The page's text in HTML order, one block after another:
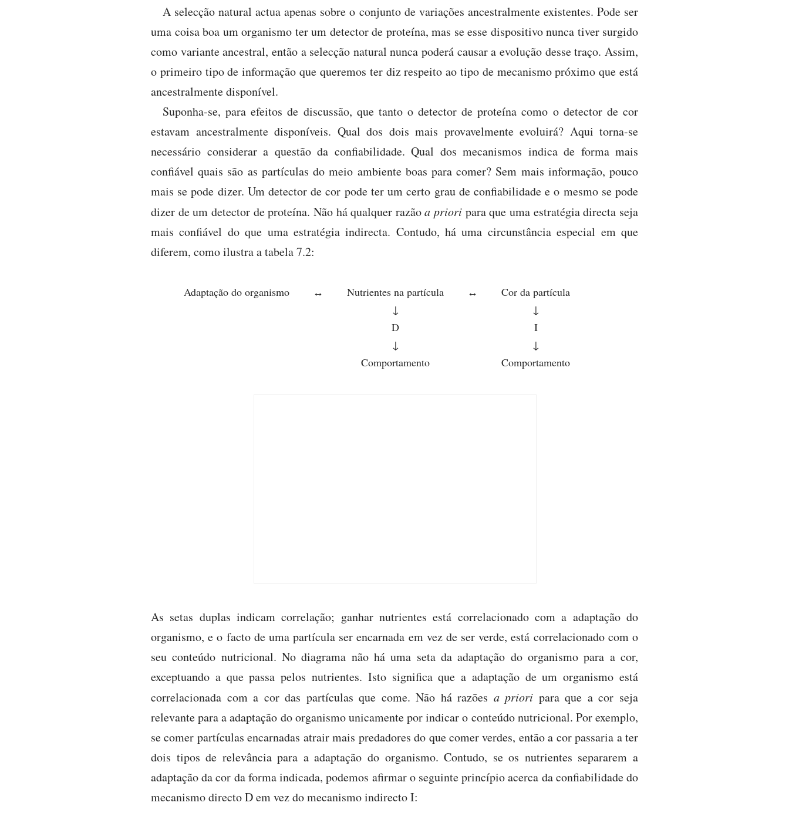
A selecção natural actua apenas sobre o conjunto de variações ancestralmente existentes. Pode ser
uma coisa boa um organismo ter um detector de proteína, mas se esse dispositivo nunca tiver surgido
como variante ancestral, então a selecção natural nunca poderá causar a evolução desse traço. Assim,
o primeiro tipo de informação que queremos ter diz respeito ao tipo de mecanismo próximo que está
ancestralmente disponível.
Suponha-se, para efeitos de discussão, que tanto o detector de proteína como o detector de cor
estavam ancestralmente disponíveis. Qual dos dois mais provavelmente evoluirá? Aqui torna-se
necessário considerar a questão da confiabilidade. Qual dos mecanismos indica de forma mais
confiável quais são as partículas do meio ambiente boas para comer? Sem mais informação, pouco
mais se pode dizer. Um detector de cor pode ter um certo grau de confiabilidade e o mesmo se pode
dizer de um detector de proteína. Não há qualquer razãoa priori para que uma estratégia directa seja
mais confiável do que uma estratégia indirecta. Contudo, há uma circunstância especial em que
diferem, como ilustra a tabela 7.2:
Adaptação do organismo ↔ Nutrientes na partícula ↔
Cor da partícula
↓
↓
D
I
↓
↓
Comportamento
Comportamento
As setas duplas indicam correlação; ganhar nutrientes está correlacionado com a adaptação do
organismo, e o facto de uma partícula ser encarnada em vez de ser verde, está correlacionado com o
seu conteúdo nutricional. No diagrama não há uma seta da adaptação do organismo para a cor,
exceptuando a que passa pelos nutrientes. Isto significa que a adaptação de um organismo está
correlacionada com a cor das partículas que come. Não há razões a priori para que a cor seja
relevante para a adaptação do organismo unicamente por indicar o conteúdo nutricional. Por exemplo,
se comer partículas encarnadas atrair mais predadores do que comer verdes, então a cor passaria a ter
dois tipos de relevância para a adaptação do organismo. Contudo, se os nutrientes separarem a
adaptação da cor da forma indicada, podemos afirmar o seguinte princípio acerca da confiabilidade do
mecanismo directo D em vez do mecanismo indirecto I: